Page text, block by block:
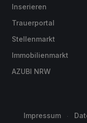
Inserieren
Trauerportal
Stellenmarkt
Immobilienmarkt
AZUBI NRW
Impressum